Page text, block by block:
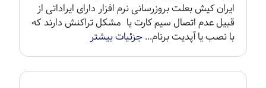
ایران کیش بعلت بروزرسانی نرم افزار دارای ایراداتی از
قبیل عدم اتصال سیم کارت یا مشکل تراکنش دارند که
با نصب یا آپدیت برنام...جزئیات بیشتر